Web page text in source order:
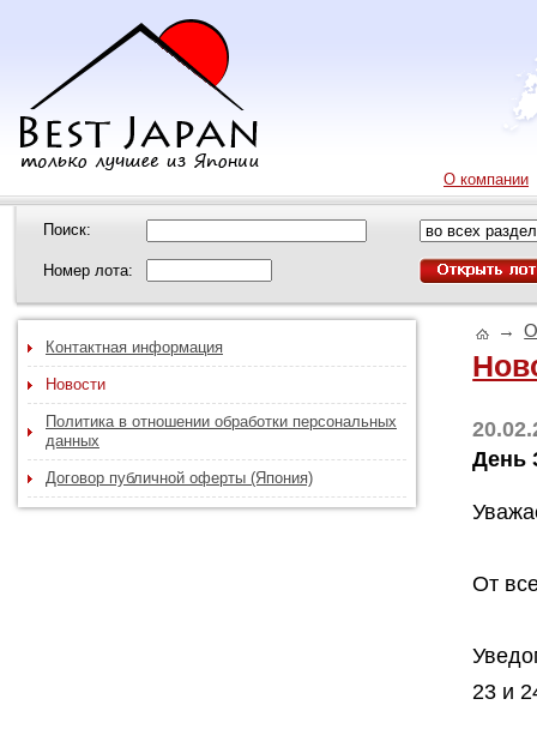
О компании
Поиск:
Номер лота:
Контактная информация
Новости
Политика в отношении обработки персональных
данных
Договор публичной оферты (Япония)
→
День
От
23 и